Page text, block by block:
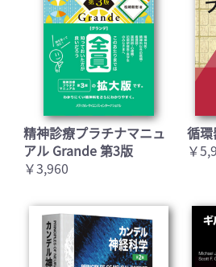
脈に沿った線維化に対応す
CTでの小葉中心性分岐粒状
動脈周囲の肺胞隔壁の線
(正)図9-6 60歳台女性 IPF/UIP:
A:細葉辺縁の異常の例の模
像(HE,×8), D:組織像
例の模式図(A)では, 小葉内
肺動脈は細葉辺縁であり,
胞隔壁の線維化が特徴的で
の胸膜から伸びる短い不整
脈に沿った線維化に対応す
CTでの小葉中心性分岐粒状
精神診療プラチナマニュ
アル Grande 第3版
￥3,960
循
￥